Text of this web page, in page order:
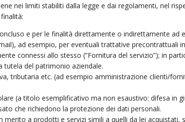
nei limiti stabiliti dalla legge e dai regolamenti, nel
e per le finalità direttamente o indirettamente ad
ad esempio, per eventuali trattative precontrattuali
connessi allo stesso (”Fornitura del servizio”); in
del patrimonio aziendale.
tributaria etc. (ad esempio amministrazione clienti/
(a titolo esemplificativo ma non esaustivo: difesa in
che richiedono la protezione dei dati personali.
merito a prodotti e servizi simili a quelli da lei